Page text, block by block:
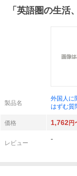
「 英語圏の生活
製品名
外国人に
はずむ質
２００
国人観光
価格
1,762円
レビュー
-